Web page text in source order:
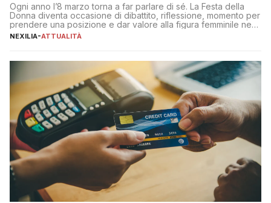
Ogni anno l’8 marzo torna a far parlare di sé. La Festa della
Donna diventa occasione di dibattito, riflessione, momento per
prendere una posizione e dar valore alla figura femminile nella
sua complessità e crucialità. A lanciare un messaggio “forte e
NEXILIA-ATTUALITÀ